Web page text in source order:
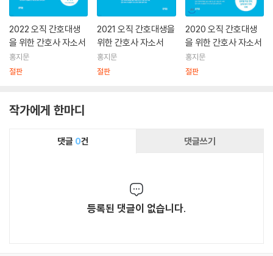
2022 오직 간호대생
을 위한 간호사 자소서
홍지문
절판
2021 오직 간호대생을
위한 간호사 자소서
홍지문
절판
2020 오직 간호대생
을 위한 간호사 자소서
홍지문
절판
작가에게 한마디
댓글 0건 댓글쓰기
등록된 댓글이 없습니다.